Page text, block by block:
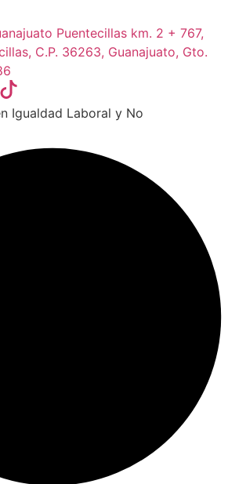
Puentecillas km. 2 + 767,
C.P. 36263, Guanajuato, Gto.